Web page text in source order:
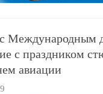
Международным
с праздником
авиации